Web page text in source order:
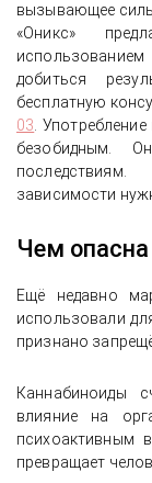
вызывающее
«Оникс»
добиться
бесплатную
03 .
безобидным.
зависимости
Чем
Ещё недавно
использовали
признано
Каннабиноиды
влияние на
психоактивным
превращает